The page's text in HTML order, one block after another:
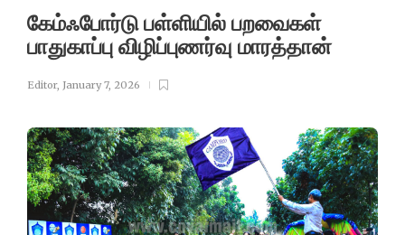
கேம்ஃபோர்டு பள்ளியில் பறவைகள்
பாதுகாப்பு விழிப்புணர்வு மாரத்தான்
Editor, January 7, 2026